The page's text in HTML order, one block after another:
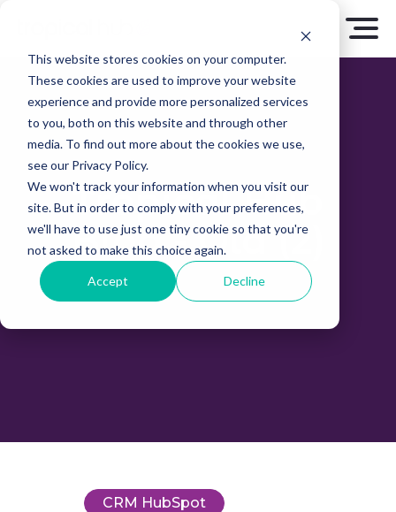
This website stores cookies on your computer.
These cookies are used to improve your website
experience and provide more personalized services
to you, both on this website and through other
media. To find out more about the cookies we use,
see our Privacy Policy.
We won't track your information when you visit our
site. But in order to comply with your preferences,
we'll have to use just one tiny cookie so that you're
not asked to make this choice again.
Accept Decline
Tropical Hub
Blog - Old (2)
CRM HubSpot